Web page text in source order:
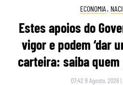
ECONOMIA ,
Estes apoios do
vigor e podem ‘dar
carteira: saiba
07:42 8 Agosto, 2026 |